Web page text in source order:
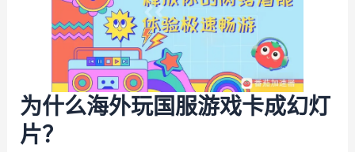
为什么海外玩国服游戏卡成幻灯
片？